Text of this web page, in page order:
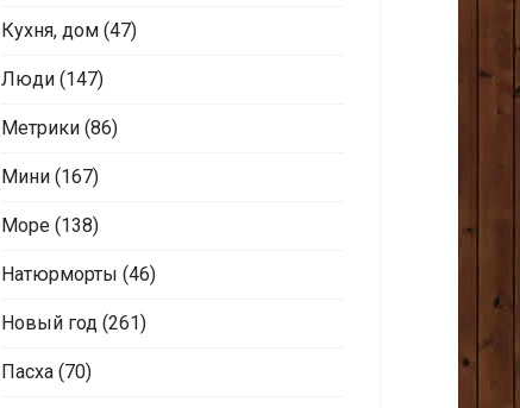
Кухня, дом (47)
Люди (147)
Метрики (86)
Мини (167)
Море (138)
Натюрморты (46)
Новый год (261)
Пасха (70)